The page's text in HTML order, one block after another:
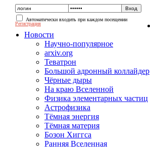
Автоматически входить при каждом посещении
Регистрация
Новости
Научно-популярное
arxiv.org
Теватрон
Большой адронный коллайдер
Чёрные дыры
На краю Вселенной
Физика элементарных частиц
Астрофизика
Тёмная энергия
Тёмная материя
Бозон Хиггса
Ранняя Вселенная